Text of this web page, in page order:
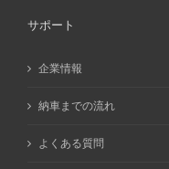
サポート
企業情報
納車までの流れ
よくある質問